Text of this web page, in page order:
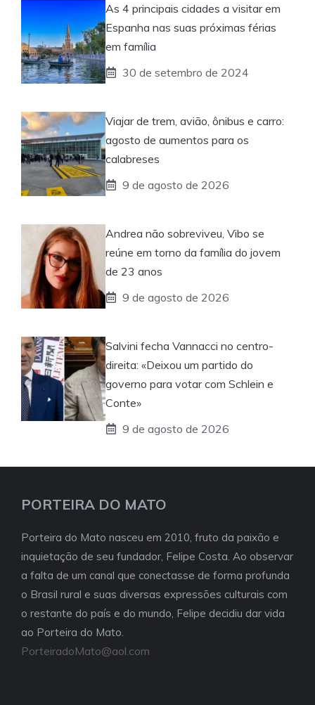
As 4 principais cidades a visitar em
Espanha nas suas próximas férias
em família
30 de setembro de 2024
Viajar de trem, avião, ônibus e carro:
agosto de aumentos para os
calabreses
9 de agosto de 2026
Andrea não sobreviveu, Vibo se
reúne em torno da família do jovem
de 23 anos
9 de agosto de 2026
Salvini fecha Vannacci no centro-
direita: «Deixou um partido do
governo para votar com Schlein e
Conte»
9 de agosto de 2026
PORTEIRA DO MATO
Porteira do Mato nasceu em 2010, fruto da paixão e
inquietação de seu fundador, Felipe Costa. Ao observar
a falta de um canal que conectasse de forma profunda
o Brasil rural e suas diversas expressões culturais com
o restante do país e do mundo, Felipe decidiu dar vida
ao Porteira do Mato.
PorteiradoMato@aol.com